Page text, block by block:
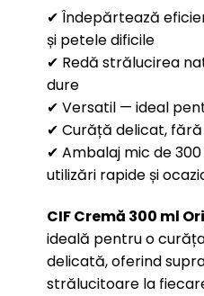
✔ Îndepărtează
și petele dificile
✔ Redă strălucirea
dure
✔ Versatil — ideal
✔ Curăță delicat,
✔ Ambalaj mic de
utilizări rapide și
CIF Cremă 300 ml
ideală pentru o
delicată, oferind
strălucitoare la